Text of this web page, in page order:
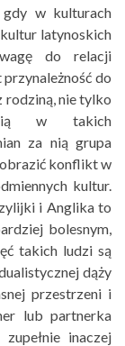
w kulturach
latynoskich
do relacji
do
rodziną, nie tylko
w takich
za nią grupa
konflikt w
kultur.
i Anglika to
bolesnym,
takich ludzi są
dąży
przestrzeni i
lub partnerka
inaczej